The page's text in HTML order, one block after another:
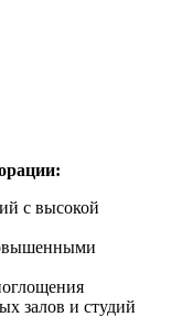
с высокой
залов и студий